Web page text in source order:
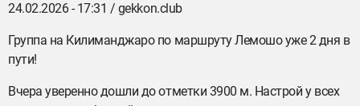
24.02.2026 - 17:31 / gekkon.club
Группа на Килиманджаро по маршруту Лемошо уже 2 дня в
пути!
Вчера уверенно дошли до отметки 3900 м. Настрой у всех